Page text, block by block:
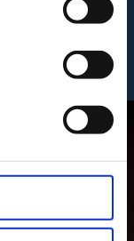
kup bilet